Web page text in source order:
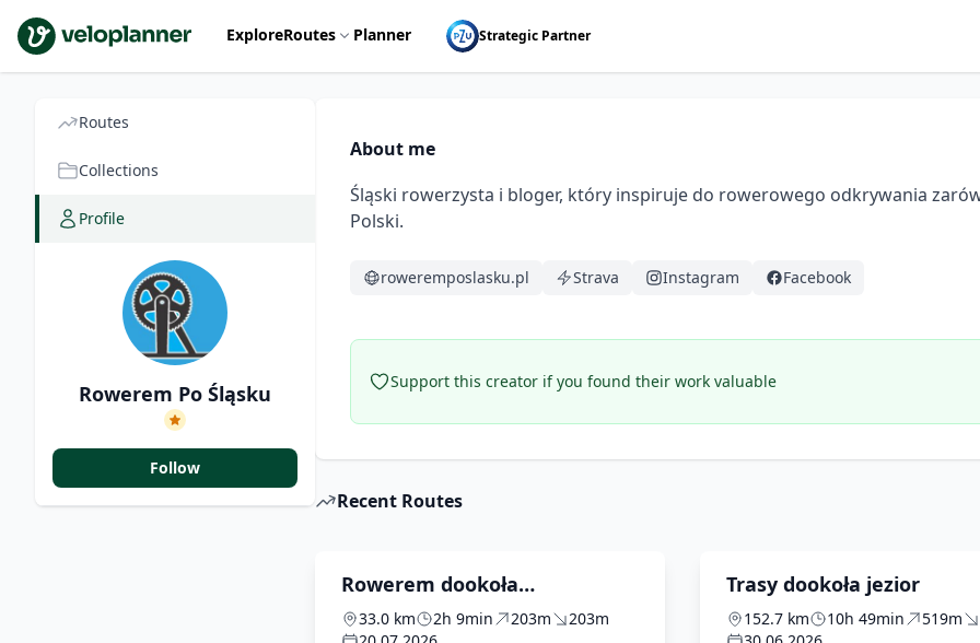
VeloPlanner ExploreRoutes Planner Strategic Partner
Routes
Collections
Profile
Rowerem Po Śląsku
Follow
About me
Śląski rowerzysta i bloger, który inspiruje do rowerowego odkrywania
Polski.
roweremposlasku.pl Strava Instagram Facebook
Support this creator if you found their work valuable
Recent Routes
Rowerem dookoła
Tarnowskich Gór
33.0 km 2h 9min 203m
203m
Trasy dookoła jezior
152.7 km 10h 49min 519m